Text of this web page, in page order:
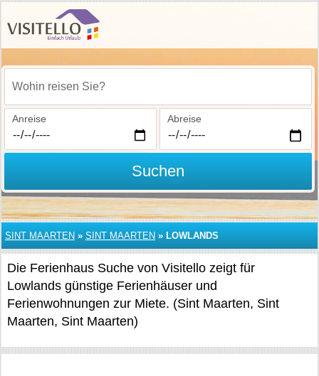
Wohin reisen Sie?
Anreise Abreise
Suchen
SINT MAARTEN » SINT MAARTEN » LOWLANDS
Die Ferienhaus Suche von Visitello zeigt für
Lowlands günstige Ferienhäuser und
Ferienwohnungen zur Miete. (Sint Maarten, Sint
Maarten, Sint Maarten)